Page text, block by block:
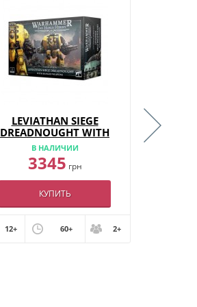
LEVIATHAN SIEGE
DREADNOUGHT WITH
RANGED WEAPONS
В НАЛИЧИИ
3345 грн
КУПИТЬ
12+ 60+ 2+